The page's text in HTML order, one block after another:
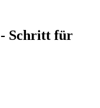
- Schritt für